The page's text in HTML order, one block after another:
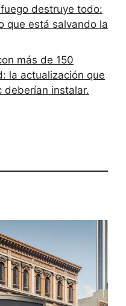
destruye todo:
que está salvando la
más de 150
la actualización que
deberían instalar.